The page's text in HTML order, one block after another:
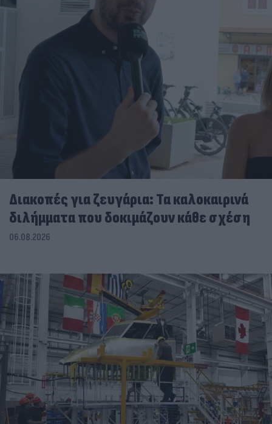
Διακοπές για ζευγάρια: Τα καλοκαιρινά
διλήμματα που δοκιμάζουν κάθε σχέση
06.08.2026